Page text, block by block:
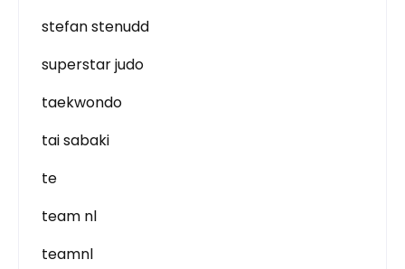
stefan stenudd
superstar judo
taekwondo
tai sabaki
te
team nl
teamnl